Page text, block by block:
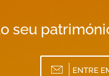
seu
ENTRE